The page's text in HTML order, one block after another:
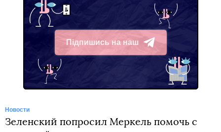
Підпишись на наш
Telegram
Новости
Зеленский попросил Меркель помочь с